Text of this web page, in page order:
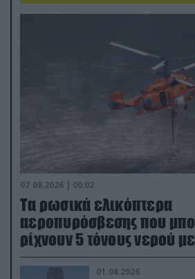
07.08.2026 | 00:02
Τα ρωσικά ελικόπτερα
αεροπυρόσβεσης που
ρίχνουν 5 τόνους νερού
01.08.2026